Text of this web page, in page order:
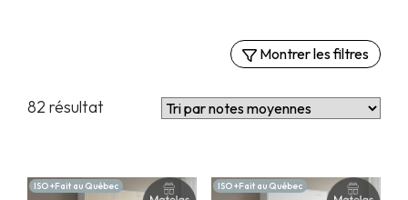
Montrer les filtres
Filtres
Lits escamotables
82 résultat
ISO +Fait au Québec ISO +Fait au Québec